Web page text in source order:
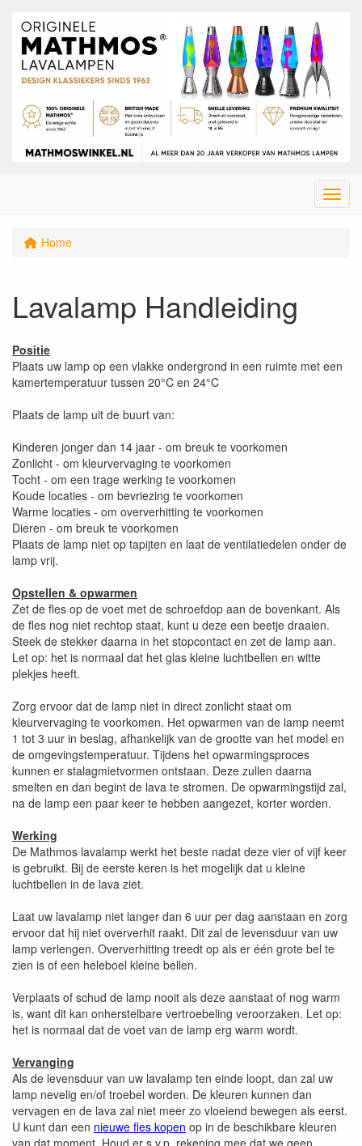
Menu
Home
Lavalamp Handleiding
Positie
Plaats uw lamp op een vlakke ondergrond in een ruimte met een
kamertemperatuur tussen 20°C en 24°C
Plaats de lamp uit de buurt van:
Kinderen jonger dan 14 jaar - om breuk te voorkomen
Zonlicht - om kleurvervaging te voorkomen
Tocht - om een trage werking te voorkomen
Koude locaties - om bevriezing te voorkomen
Warme locaties - om oververhitting te voorkomen
Dieren - om breuk te voorkomen
Plaats de lamp niet op tapijten en laat de ventilatiedelen onder de
lamp vrij.
Opstellen & opwarmen
Zet de fles op de voet met de schroefdop aan de bovenkant. Als
de fles nog niet rechtop staat, kunt u deze een beetje draaien.
Steek de stekker daarna in het stopcontact en zet de lamp aan.
Let op: het is normaal dat het glas kleine luchtbellen en witte
plekjes heeft.
Zorg ervoor dat de lamp niet in direct zonlicht staat om
kleurvervaging te voorkomen. Het opwarmen van de lamp neemt
1 tot 3 uur in beslag, afhankelijk van de grootte van het model en
de omgevingstemperatuur. Tijdens het opwarmingsproces
kunnen er stalagmietvormen ontstaan. Deze zullen daarna
smelten en dan begint de lava te stromen. De opwarmingstijd zal,
na de lamp een paar keer te hebben aangezet, korter worden.
Werking
De Mathmos lavalamp werkt het beste nadat deze vier of vijf keer
is gebruikt. Bij de eerste keren is het mogelijk dat u kleine
luchtbellen in de lava ziet.
Laat uw lavalamp niet langer dan 6 uur per dag aanstaan en zorg
ervoor dat hij niet oververhit raakt. Dit zal de levensduur van uw
lamp verlengen. Oververhitting treedt op als er één grote bel te
zien is of een heleboel kleine bellen.
Verplaats of schud de lamp nooit als deze aanstaat of nog warm
is, want dit kan onherstelbare vertroebeling veroorzaken. Let op:
het is normaal dat de voet van de lamp erg warm wordt.
Vervanging
Als de levensduur van uw lavalamp ten einde loopt, dan zal uw
lamp nevelig en/of troebel worden. De kleuren kunnen dan
vervagen en de lava zal niet meer zo vloeiend bewegen als eerst.
U kunt dan een nieuwe fles kopen op in de beschikbare kleuren
van dat moment. Houd er s.v.p. rekening mee dat we geen